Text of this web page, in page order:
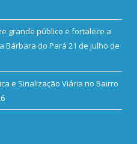
grande público e fortalece a
Bárbara do Pará 21 de julho de
e Sinalização Viária no Bairro